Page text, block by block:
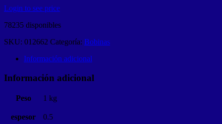
Login to see price
78235 disponibles
SKU: 012662 Categoría: Bobinas
Información adicional
Información adicional
Peso 1 kg
espesor 0.5